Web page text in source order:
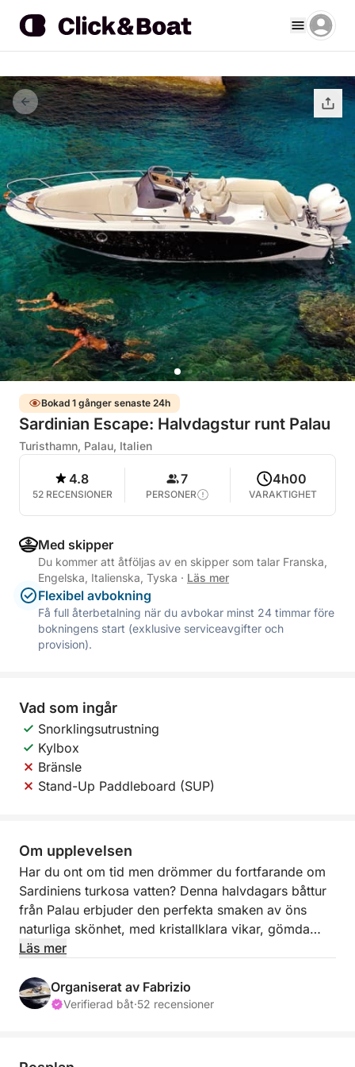
Bokad 1 gånger senaste 24h
Sardinian Escape: Halvdagstur runt Palau
Turisthamn, Palau, Italien
4.8
52 RECENSIONER
7
PERSONER
4h00
VARAKTIGHET
Med skipper
Du kommer att åtföljas av en skipper som talar Franska,
Engelska, Italienska, Tyska · Läs mer
Flexibel avbokning
Få full återbetalning när du avbokar minst 24 timmar före
bokningens start (exklusive serviceavgifter och
provision).
Vad som ingår
Snorklingsutrustning
Kylbox
Bränsle
Stand-Up Paddleboard (SUP)
Om upplevelsen
Har du ont om tid men drömmer du fortfarande om
Sardiniens turkosa vatten? Denna halvdagars båttur
från Palau erbjuder den perfekta smaken av öns
naturliga skönhet, med kristallklara vikar, gömda
stränder och granitklippor - allt bara en kort segling
av och njuta av landskapet, fångar den här
upplevelsen essensen av norra Sardinien på bara
Avresa från Palau småbåtshamn, kryssar du längs
Läs mer
Organiserat av Fabrizio
Verifierad båt·52 recensioner